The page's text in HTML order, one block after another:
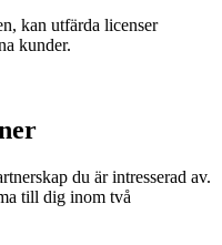
kan utfärda licenser
kunder.
du är intresserad av.
till dig inom två